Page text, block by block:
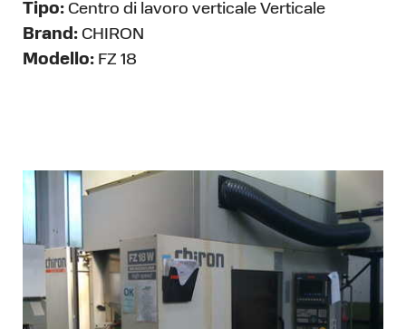
Tipo: Centro di lavoro verticale Verticale
Brand: CHIRON
Modello: FZ 18